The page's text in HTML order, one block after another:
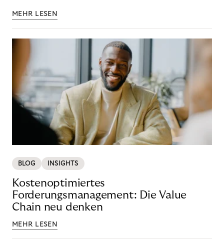
MEHR LESEN
BLOG INSIGHTS
Kostenoptimiertes
Forderungsmanagement: Die Value
Chain neu denken
MEHR LESEN